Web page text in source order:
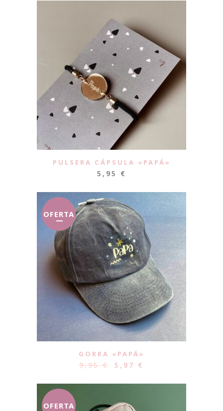
PULSERA CÁPSULA «PAPÁ»
5,95 €
OFERTA
GORRA «PAPÁ»
9,95€ 5,97 €
OFERTA